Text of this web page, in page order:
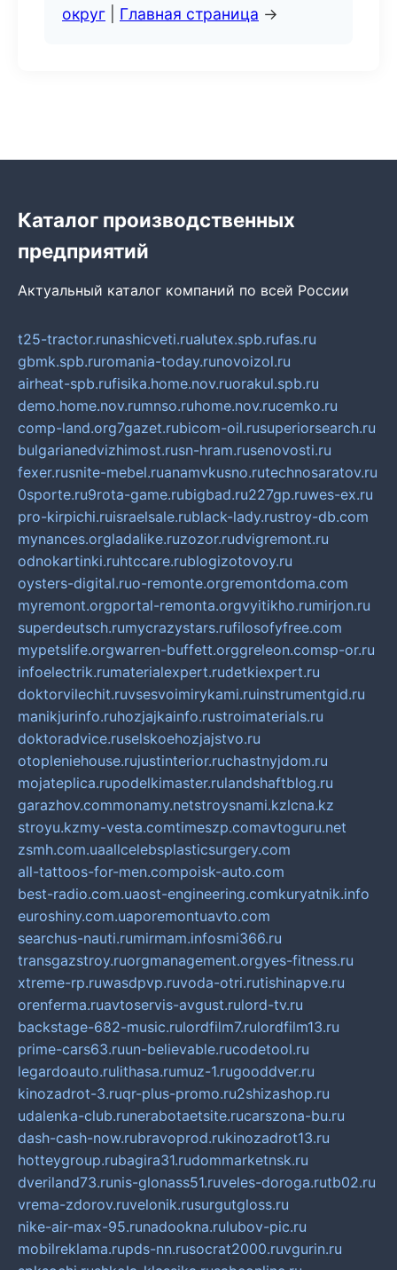
округ
Главная страница →
Каталог производственных
предприятий
Актуальный каталог компаний по всей России
t25-tractor.runashicveti.rualutex.spb.rufas.ru
gbmk.spb.ruromania-today.runovoizol.ru
airheat-spb.rufisika.home.nov.ruorakul.spb.ru
demo.home.nov.rumnso.ruhome.nov.rucemko.ru
comp-land.org7gazet.rubicom-oil.rusuperiorsearch.ru
bulgarianedvizhimost.rusn-hram.rusenovosti.ru
fexer.rusnite-mebel.ruanamvkusno.rutechnosaratov.ru
0sporte.ru9rota-game.rubigbad.ru227gp.ruwes-ex.ru
pro-kirpichi.ruisraelsale.rublack-lady.rustroy-db.com
mynances.orgladalike.ruzozor.rudvigremont.ru
odnokartinki.ruhtccare.rublogizotovoy.ru
oysters-digital.ruo-remonte.orgremontdoma.com
myremont.orgportal-remonta.orgvyitikho.rumirjon.ru
superdeutsch.rumycrazystars.rufilosofyfree.com
mypetslife.orgwarren-buffett.orggreleon.comsp-or.ru
infoelectrik.rumaterialexpert.rudetkiexpert.ru
doktorvilechit.ruvsesvoimirykami.ruinstrumentgid.ru
manikjurinfo.ruhozjajkainfo.rustroimaterials.ru
doktoradvice.ruselskoehozjajstvo.ru
otopleniehouse.rujustinterior.ruchastnyjdom.ru
mojateplica.rupodelkimaster.rulandshaftblog.ru
garazhov.commonamy.netstroysnami.kzlcna.kz
stroyu.kzmy-vesta.comtimeszp.comavtoguru.net
zsmh.com.uaallcelebsplasticsurgery.com
all-tattoos-for-men.compoisk-auto.com
best-radio.com.uaost-engineering.comkuryatnik.info
euroshiny.com.uaporemontuavto.com
searchus-nauti.rumirmam.infosmi366.ru
transgazstroy.ruorgmanagement.orgyes-fitness.ru
xtreme-rp.ruwasdpvp.ruvoda-otri.rutishinapve.ru
orenferma.ruavtoservis-avgust.rulord-tv.ru
backstage-682-music.rulordfilm7.rulordfilm13.ru
prime-cars63.ruun-believable.rucodetool.ru
legardoauto.rulithasa.rumuz-1.rugooddver.ru
kinozadrot-3.ruqr-plus-promo.ru2shizashop.ru
udalenka-club.runerabotaetsite.rucarszona-bu.ru
dash-cash-now.rubravoprod.rukinozadrot13.ru
hotteygroup.rubagira31.rudommarketnsk.ru
dveriland73.runis-glonass51.ruveles-doroga.rutb02.ru
vrema-zdorov.ruvelonik.rusurgutgloss.ru
nike-air-max-95.runadookna.rulubov-pic.ru
mobilreklama.rupds-nn.rusocrat2000.ruvgurin.ru